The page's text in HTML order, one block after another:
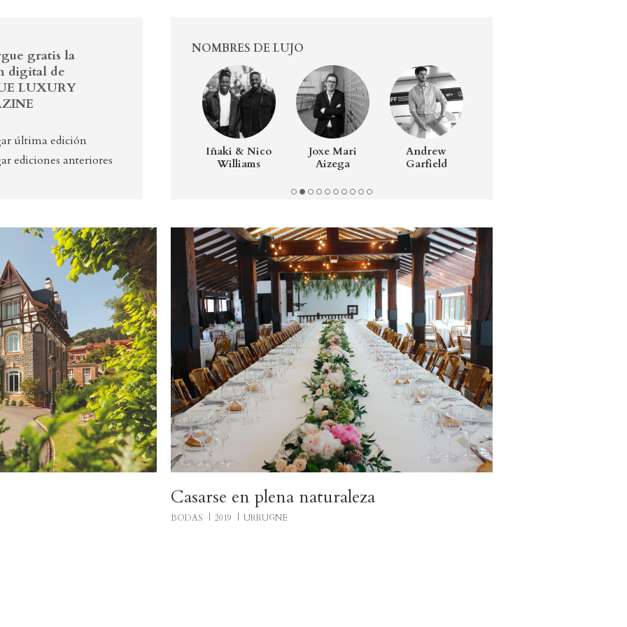
gratis la
digital de
LUXURY
última edición
ediciones anteriores
NOMBRES DE LUJO
Lázaro Rosa-
Violán
Iñaki & Nico
Williams
Joxe Mari
Aizega
Andrew
Garfield
Casarse en plena naturaleza
BODAS 2019 URRUGNE